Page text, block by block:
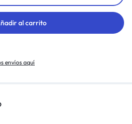
al carrito
envíos aquí